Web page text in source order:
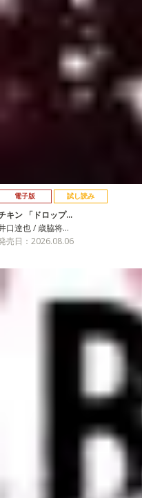
電子版 試し読み
キン 「ドロップ…
口達也 / 歳脇将…
売日：2026.08.06